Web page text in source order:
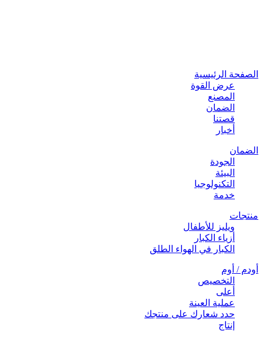
الصفحة الرئيسية
عرض القوة
المصنع
الضمان
قصتنا
أخبار
الضمان
الجودة
البيئة
التكنولوجيا
خدمة
منتجات
ويليز للأطفال
أزياء الكبار
الكبار في الهواء الطلق
أودم / أوم
التخصيص
أعلى
عملية العينة
حدد شعارك على منتجك
إنتاج